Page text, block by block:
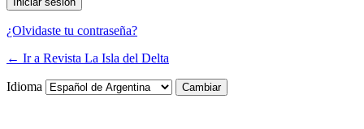
¿Olvidaste tu contraseña?
← Ir a Revista La Isla del Delta
Idioma